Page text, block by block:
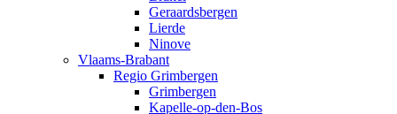
Geraardsbergen
Lierde
Ninove
Vlaams-Brabant
Regio Grimbergen
Grimbergen
Kapelle-op-den-Bos